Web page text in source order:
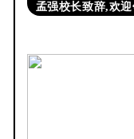
孟强校长致辞,欢